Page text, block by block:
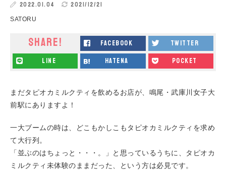
2022.01.04 2021/12/21
SATORU
SHARE! facebook twitter
line hatena pocket
まだタピオカミルクティを飲めるお店が、鳴尾・武庫川女子大
前駅にありますよ！
一大ブームの時は、どこもかしこもタピオカミルクティを求め
て大行列。
「並ぶのはちょっと・・・。」と思っているうちに、タピオカ
ミルクティ未体験のままだった、という方は必見です。